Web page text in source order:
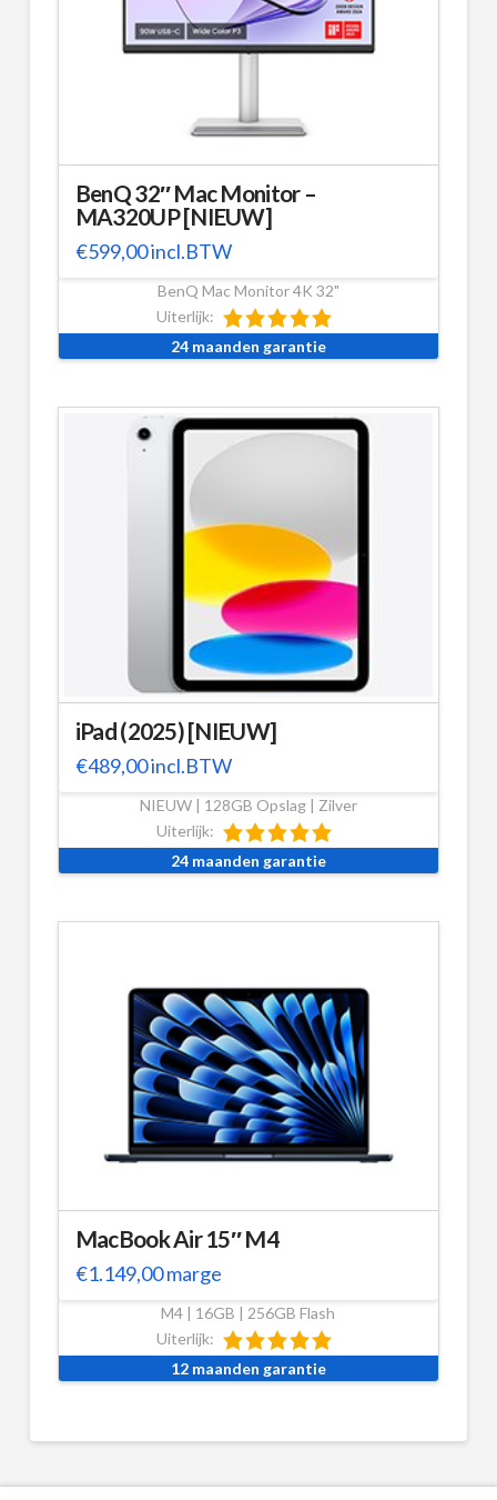
BenQ 32″ Mac Monitor –
MA320UP [NIEUW]
€599,00incl.BTW
BenQ Mac Monitor 4K 32"
Uiterlijk:
24 maanden garantie
iPad (2025) [NIEUW]
€489,00incl.BTW
NIEUW | 128GB Opslag | Zilver
Uiterlijk:
24 maanden garantie
MacBook Air 15″ M4
€1.149,00marge
M4 | 16GB | 256GB Flash
Uiterlijk:
12 maanden garantie